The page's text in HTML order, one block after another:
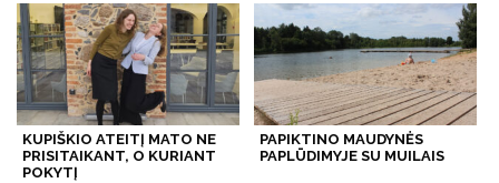
KUPIŠKIO ATEITĮ MATO NE
PRISITAIKANT, O KURIANT
POKYTĮ
PAPIKTINO MAUDYNĖS
PAPLŪDIMYJE SU MUILAIS